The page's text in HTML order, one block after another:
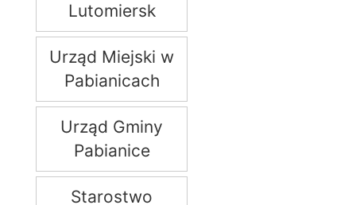
Lutomiersk
Urząd Miejski w
Pabianicach
Urząd Gminy
Pabianice
Starostwo